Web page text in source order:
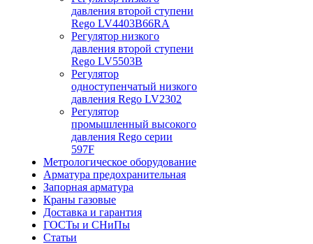
давления второй ступени
Rego LV4403B66RA
Регулятор низкого
давления второй ступени
Rego LV5503B
Регулятор
одноступенчатый низкого
давления Rego LV2302
Регулятор
промышленный высокого
давления Rego серии
597F
Метрологическое оборудование
Арматура предохранительная
Запорная арматура
Краны газовые
Доставка и гарантия
ГОСТы и СНиПы
Статьи